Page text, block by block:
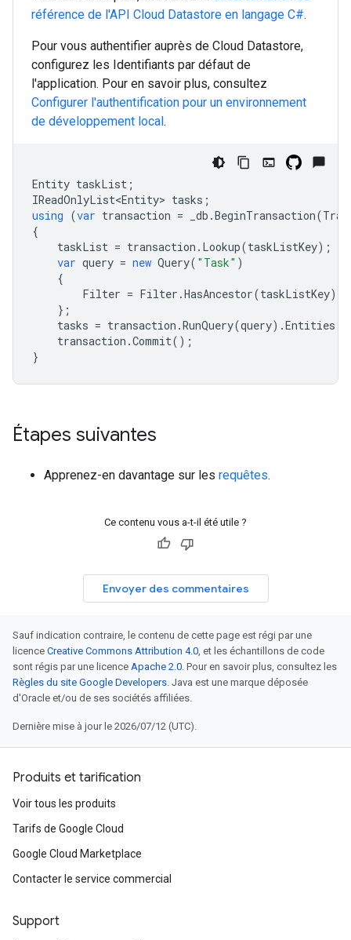
référence de l'API Cloud Datastore en langage C#.
Pour vous authentifier auprès de Cloud Datastore,
configurez les Identifiants par défaut de
l'application. Pour en savoir plus, consultez
Configurer l'authentification pour un environnement
de développement local.
Entity taskList ;
IReadOnlyList<Entity> tasks ;
using (var transaction = _db .BeginTransaction(
{
taskList = transaction . Lookup(taskListKey);
var query = new Query( "Task" )
{
Filter = Filter .HasAncestor(taskListKey)
};
tasks = transaction .RunQuery(query).Entities
transaction .Commit();
}
Étapes suivantes
Apprenez-en davantage sur les requêtes.
Ce contenu vous a-t-il été utile ?
Envoyer des commentaires
Sauf indication contraire, le contenu de cette page est régi par une
licence Creative Commons Attribution 4.0, et les échantillons de code
sont régis par une licence Apache 2.0. Pour en savoir plus, consultez les
Règles du site Google Developers. Java est une marque déposée
d'Oracle et/ou de ses sociétés affiliées.
Dernière mise à jour le 2026/07/12 (UTC).
Produits et tarification
Voir tous les produits
Tarifs de Google Cloud
Google Cloud Marketplace
Contacter le service commercial
Support